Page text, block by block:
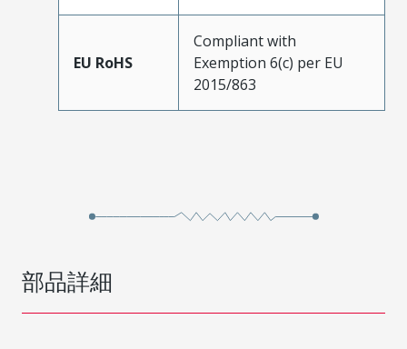
EU RoHS
Compliant with
Exemption 6(c) per EU
2015/863
部品詳細